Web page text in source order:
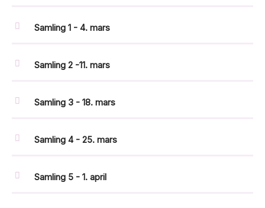
Samling 1 - 4. mars
Samling 2 -11. mars
Samling 3 - 18. mars
Samling 4 - 25. mars
Samling 5 - 1. april